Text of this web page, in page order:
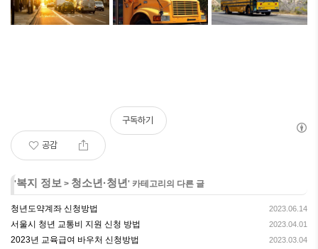
공감
구독하기
'복지 정보 > 청소년·청년 ' 카테고리의 다른 글
청년도약계좌 신청방법 2023.06.14
서울시 청년 교통비 지원 신청 방법 2023.04.01
2023년 교육급여 바우처 신청방법 2023.03.04